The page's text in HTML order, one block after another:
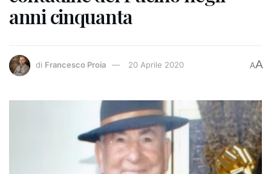
anni cinquanta
di Francesco Proia 20 Aprile 2020 AA